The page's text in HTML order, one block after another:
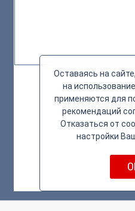
Оставаясь на
на
применяются для
рекомендаций
Отказаться от
настройки